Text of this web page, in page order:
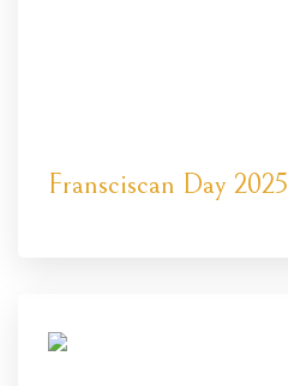
Fransciscan Day 2025